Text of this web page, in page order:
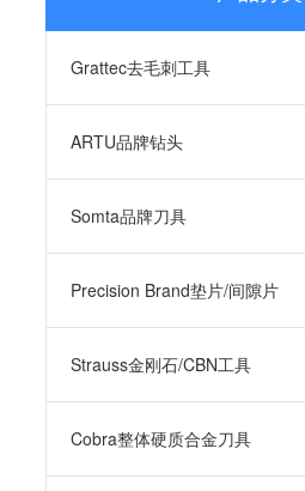
Grattec去毛刺工具
ARTU品牌钻头
Somta品牌刀具
Precision Brand垫片/间隙片
Strauss金刚石/CBN工具
Cobra整体硬质合金刀具